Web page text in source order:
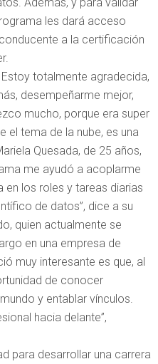
les dará acceso
a la certificación
totalmente agradecida,
desempeñarme mejor,
mucho, porque era super
el tema de la nube, es una
Quesada, de 25 años,
me ayudó a acoplarme
en los roles y tareas diarias
de datos”, dice a su
quien actualmente se
en una empresa de
muy interesante es que, al
de conocer
y entablar vínculos.
hacia delante”,
para desarrollar una carrera